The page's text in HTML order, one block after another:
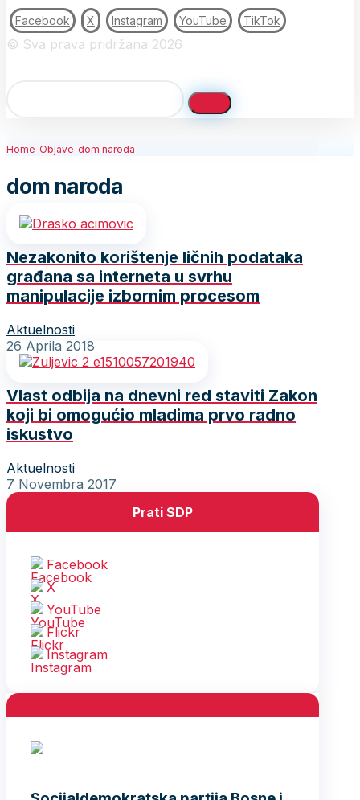
Facebook X Instagram YouTube TikTok
© Sva prava pridržana 2026
Home Objave dom naroda
dom naroda
Nezakonito korištenje ličnih podataka
građana sa interneta u svrhu
manipulacije izbornim procesom
Aktuelnosti
26 Aprila 2018
Vlast odbija na dnevni red staviti Zakon
koji bi omogućio mladima prvo radno
iskustvo
Aktuelnosti
7 Novembra 2017
Prati SDP
Facebook
X
YouTube
Flickr
Instagram